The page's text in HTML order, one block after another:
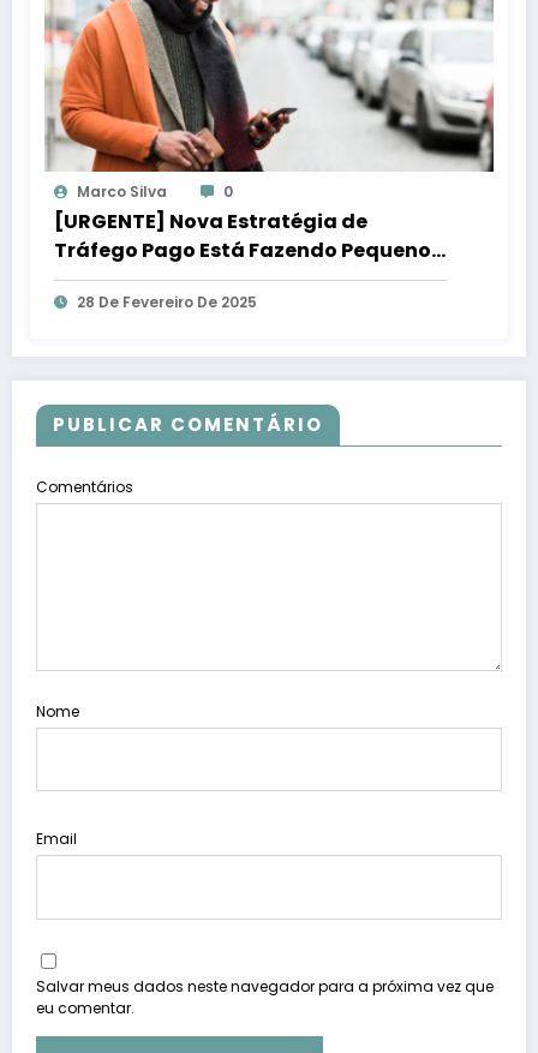
Marco Silva 0
[URGENTE] Nova Estratégia de
Tráfego Pago Está Fazendo Pequenos
Negócios Lucrar Mais!
28 De Fevereiro De 2025
PUBLICAR COMENTÁRIO
Comentários
Nome
Email
Salvar meus dados neste navegador para a próxima vez que
eu comentar.